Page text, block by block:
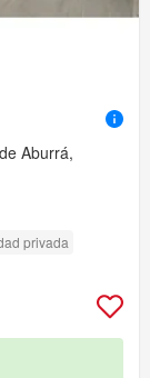
Aburrá,
privada